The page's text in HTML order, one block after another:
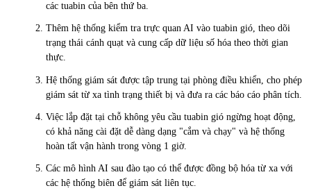
các tuabin của bên thứ ba.
Thêm hệ thống kiểm tra trực quan AI vào tuabin gió, theo dõi
trạng thái cánh quạt và cung cấp dữ liệu số hóa theo thời gian
thực.
Hệ thống giám sát được tập trung tại phòng điều khiển, cho phép
giám sát từ xa tình trạng thiết bị và đưa ra các báo cáo phân tích.
Việc lắp đặt tại chỗ không yêu cầu tuabin gió ngừng hoạt động,
có khả năng cài đặt dễ dàng dạng "cắm và chạy" và hệ thống
hoàn tất vận hành trong vòng 1 giờ.
Các mô hình AI sau đào tạo có thể được đồng bộ hóa từ xa với
các hệ thống biên để giám sát liên tục.